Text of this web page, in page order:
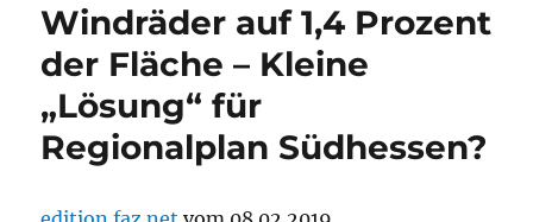
Windräder auf 1,4 Prozent
der Fläche – Kleine
„Lösung“ für
Regionalplan Südhessen?